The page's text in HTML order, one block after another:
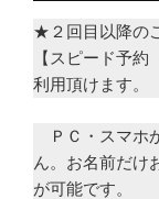
★２回目以降の
【スピード予
利用頂けます。
ＰＣ・スマホ
ん。お名前だけ
が可能です。